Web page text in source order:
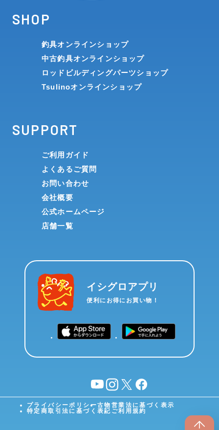
SHOP
釣具オンラインショップ
中古釣具オンラインショップ
ロッドビルディングパーツショップ
Tsulinoオンラインショップ
SUPPORT
ご利用ガイド
よくあるご質問
お問い合わせ
会社概要
公式ホームページ
店舗一覧
イシグロアプリ
便利にお得にお買い物！
YouTubeinstagram
X facebook
プライバシーポリシー古物営業法に基づく表示
特定商取引法に基づく表記 ご利用規約